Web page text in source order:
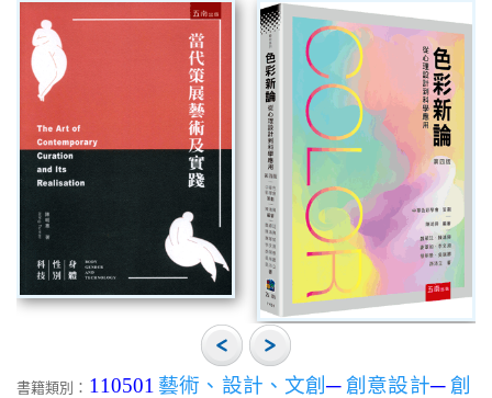
書籍類別： 110501 藝術、設計、文創─ 創意設計─ 創